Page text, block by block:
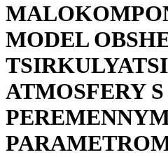
MODEL
ATMOSFERY S